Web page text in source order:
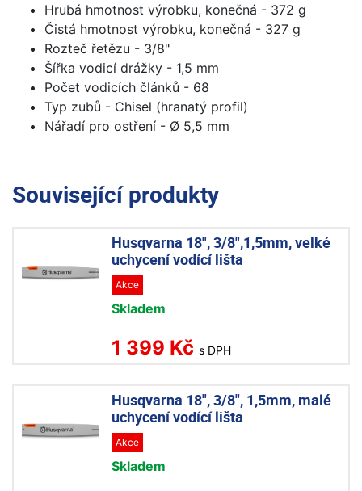
Hrubá hmotnost výrobku, konečná - 372 g
Čistá hmotnost výrobku, konečná - 327 g
Rozteč řetězu - 3/8"
Šířka vodicí drážky - 1,5 mm
Počet vodicích článků - 68
Typ zubů - Chisel (hranatý profil)
Nářadí pro ostření - Ø 5,5 mm
Související produkty
Husqvarna 18", 3/8",1,5mm, velké
uchycení vodící lišta
Akce
Skladem
1 399 Kč s DPH
Husqvarna 18", 3/8", 1,5mm, malé
uchycení vodící lišta
Akce
Skladem